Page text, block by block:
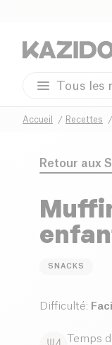
Tous les
Accueil Recettes
Retour aux
SNACKS
Difficulté:
Temps